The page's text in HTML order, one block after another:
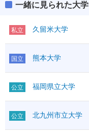
一緒に見られた大学
私立 久留米大学
国立 熊本大学
公立 福岡県立大学
公立 北九州市立大学